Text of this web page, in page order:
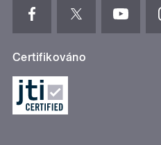
Certifikováno